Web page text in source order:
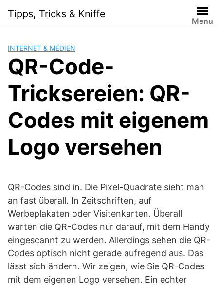
content
Tipps, Tricks & Kniffe
Menu
INTERNET & MEDIEN
QR-Code-
Tricksereien: QR-
Codes mit eigenem
Logo versehen
QR-Codes sind in. Die Pixel-Quadrate sieht man
an fast überall. In Zeitschriften, auf
Werbeplakaten oder Visitenkarten. Überall
warten die QR-Codes nur darauf, mit dem Handy
eingescannt zu werden. Allerdings sehen die QR-
Codes optisch nicht gerade aufregend aus. Das
lässt sich ändern. Wir zeigen, wie Sie QR-Codes
mit dem eigenen Logo versehen. Ein echter